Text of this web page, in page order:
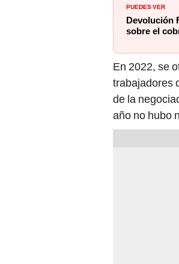
PUEDES VER
Devolución
sobre el
En 2022, se
trabajadores
de la
año no hubo